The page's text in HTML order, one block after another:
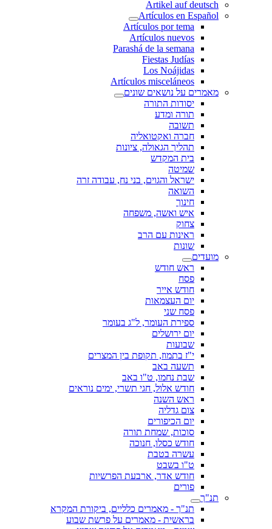
Artikel auf deutsch
Artículos en Español
Artículos por tema
Artículos nuevos
Parashá de la semana
Fiestas Judías
Los Noájidas
Artículos misceláneos
מאמרים על נושאים שונים
יסודות התורה
תורה ומדע
תשובה
חברה ואקטואליה
תהליך הגאולה, ציונות
בית המקדש
שמיטה
ישראל והגוים, בני נח, עבודה זרה
השואה
חינוך
איש ואשה, משפחה
צחוק
ראינות עם הרב
שונות
מועדים
ראש חודש
פסח
חודש אייר
יום העצמאות
פסח שני
ספירת העומר, ל"ג בעומר
יום ירושלים
שבועות
י"ז בתמוז, תקופת בין המצרים
תשעה באב
שבת נחמו, ט"ו באב
חודש אלול, חגי תשרי, ימים נוראים
ראש השנה
צום גדליה
יום הכיפורים
סוכות, שמחת תורה
חודש כסלו, חנוכה
עשרה בטבת
ט"ו בשבט
חודש אדר, ארבעת הפרשיות
פורים
תנ"ך
תנ"ך - מאמרים כלליים, ביקורת המקרא
בראשית - מאמרים על פרשת שבוע